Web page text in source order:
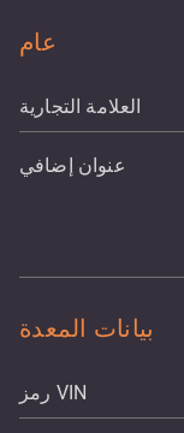
عام
العلامة التجارية
عنوان إضافي
بيانات المعدة
رمز VIN